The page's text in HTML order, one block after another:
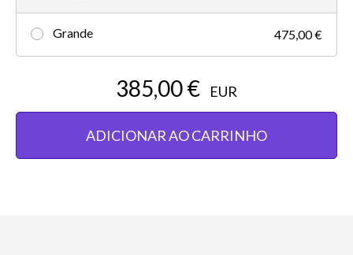
Grande 475,00 €
385,00 € EUR
ADICIONAR AO CARRINHO